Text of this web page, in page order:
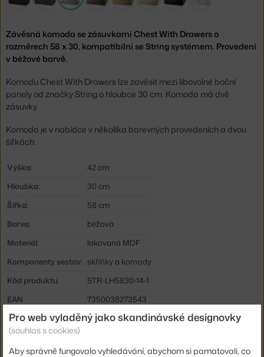
Závěsná komoda se zásuvkami Chest With Drawers o
rozměrech 58 x 30, kompatibilní se String systémem. Provedení
v béžové barvě.
Komodu Chest With Drawers lze zavěsit mezi libovolné boční
panely od značky String o hloubce 30 cm. Komoda má dvě
zásuvky.
Komoda je v nabídce v několika barevných provedeních a dvou
šířkách.
Výška:
42 cm
Hloubka:
30 cm
Šířka:
58 cm
Barva:
béžová
Materiál:
lakovaná MDF
Komponenty sestav: skříňky a komody
Kód produktu
STR-LH5830-14-1
EAN
7350038273543
Ste zo Slovenska? Prejdite na
Pro web vyladěný jako skandinávské designovky
(souhlas s cookies)
Aby správně fungovalo vyhledávání, abychom si pamatovali, co